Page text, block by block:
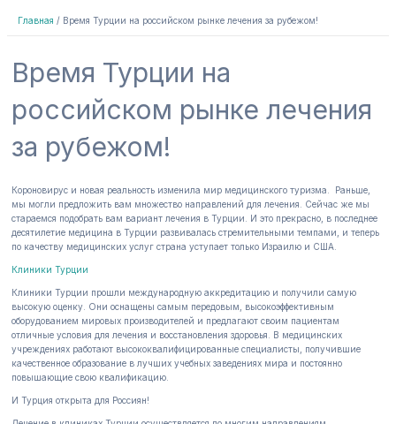
Главная Время Турции на российском рынке лечения за рубежом!
Время Турции на
российском рынке лечения
за рубежом!
Короновирус и новая реальность изменила мир медицинского туризма. Раньше,
мы могли предложить вам множество направлений для лечения. Сейчас же мы
стараемся подобрать вам вариант лечения в Турции. И это прекрасно, в последнее
десятилетие медицина в Турции развивалась стремительными темпами, и теперь
по качеству медицинских услуг страна уступает только Израилю и США.
Клиники Турции
Клиники Турции прошли международную аккредитацию и получили самую
высокую оценку. Они оснащены самым передовым, высокоэффективным
оборудованием мировых производителей и предлагают своим пациентам
отличные условия для лечения и восстановления здоровья. В медицинских
учреждениях работают высококвалифицированные специалисты, получившие
качественное образование в лучших учебных заведениях мира и постоянно
повышающие свою квалификацию.
И Турция открыта для Россиян!